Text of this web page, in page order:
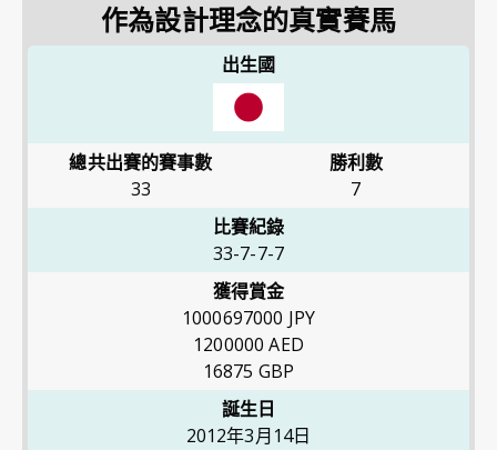
作為設計理念的真實賽馬
出生國
總共出賽的賽事數
33
勝利數
7
比賽紀錄
33-7-7-7
獲得賞金
1000697000 JPY
1200000 AED
16875 GBP
誕生日
2012年3月14日